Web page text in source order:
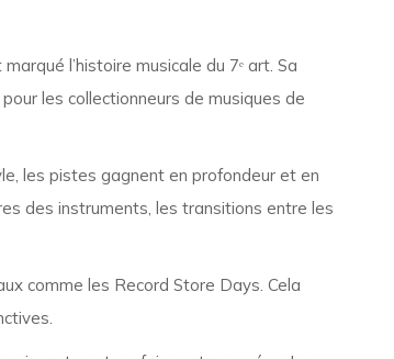
l’histoire musicale du 7ᵉ art. Sa
les collectionneurs de musiques de
les pistes gagnent en profondeur et en
des instruments, les transitions entre les
comme les Record Store Days. Cela